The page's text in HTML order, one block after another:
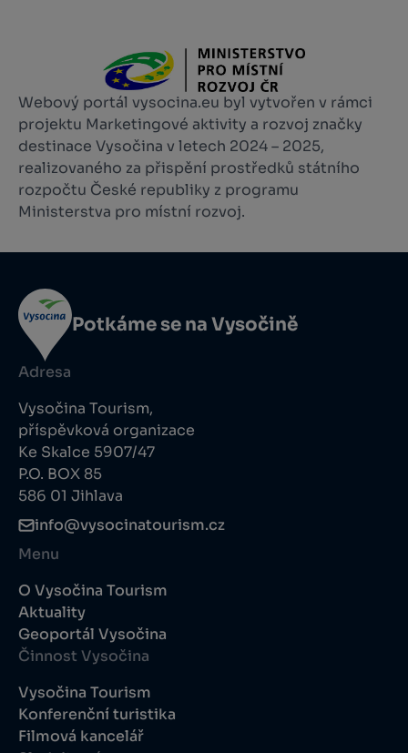
Webový portál vysocina.eu byl vytvořen v rámci
projektu Marketingové aktivity a rozvoj značky
destinace Vysočina v letech 2024 – 2025,
realizovaného za přispění prostředků státního
rozpočtu České republiky z programu
Ministerstva pro místní rozvoj.
Potkáme se na Vysočině
Adresa
Vysočina Tourism,
příspěvková organizace
Ke Skalce 5907/47
P.O. BOX 85
586 01 Jihlava
info@vysocinatourism.cz
Menu
O Vysočina Tourism
Aktuality
Geoportál Vysočina
Činnost Vysočina
Vysočina Tourism
Konferenční turistika
Filmová kancelář